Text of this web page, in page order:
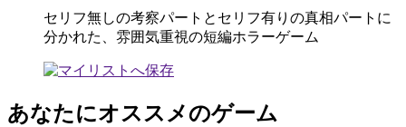
セリフ無しの考察パートとセリフ有りの真相パートに
分かれた、雰囲気重視の短編ホラーゲーム
あなたにオススメのゲーム